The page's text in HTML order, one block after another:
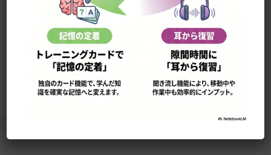
このサイトについて
単語の検索法
ローマ字表
よくある検索ミス！